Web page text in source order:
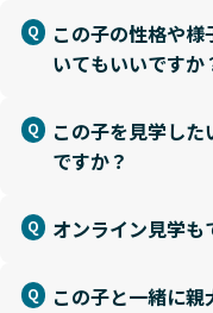
この子の性格や
いてもいいですか
この子を見学し
ですか？
オンライン見学も
この子と一緒に親